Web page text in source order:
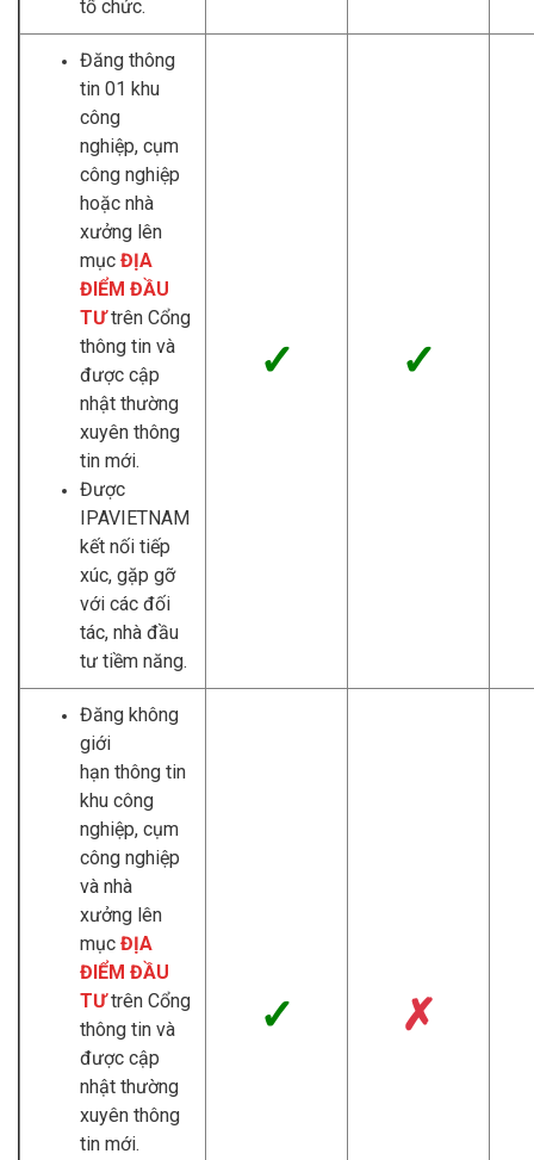
tổ chức.
Đăng thông
tin 01 khu
công
nghiệp, cụm
công nghiệp
hoặc nhà
xưởng lên
mục ĐỊA
ĐIỂM ĐẦU
TƯtrên Cổng
thông tin và
được cập
nhật thường
xuyên thông
tin mới.
Được
IPAVIETNAM
kết nối tiếp
xúc, gặp gỡ
với các đối
tác, nhà đầu
tư tiềm năng.
✓ ✓
Đăng không
giới
hạn thông tin
khu công
nghiệp, cụm
công nghiệp
và nhà
xưởng lên
mục ĐỊA
ĐIỂM ĐẦU
TƯtrên Cổng
thông tin và
được cập
nhật thường
xuyên thông
tin mới.
✓ ✗